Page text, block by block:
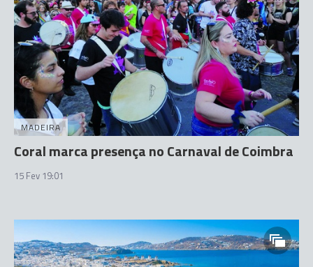
MADEIRA
Coral marca presença no Carnaval de Coimbra
15 Fev 19:01